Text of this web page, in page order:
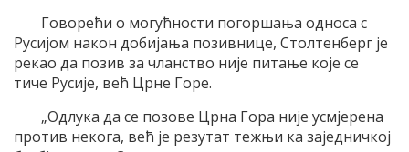
Говорећи о могућности погоршања односа с
Русијом након добијања позивнице, Столтенберг је
рекао да позив за чланство није питање које се
тиче Русије, већ Црне Горе.
„Одлука да се позове Црна Гора није усмјерена
против некога, већ је резутат тежњи ка заједничкој